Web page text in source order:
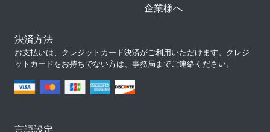
企業様へ
決済方法
お支払いは、クレジットカード決済がご利用いただけます。クレジ
ットカードをお持ちでない方は、事務局までご連絡ください。
言語設定